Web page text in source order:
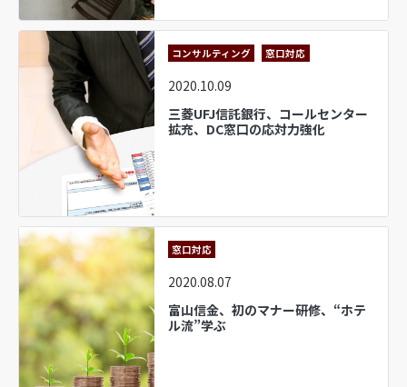
コンサルティング 窓口対応
2020.10.09
三菱UFJ信託銀行、コールセンター
拡充、DC窓口の応対力強化
窓口対応
2020.08.07
富山信金、初のマナー研修、“ホテ
ル流”学ぶ